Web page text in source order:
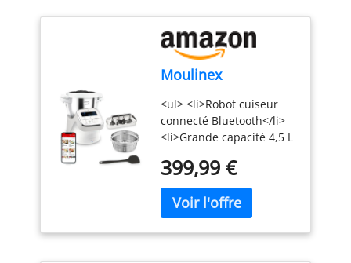
Moulinex
<ul> <li>Robot cuiseur
connecté Bluetooth</li>
<li>Grande capacité 4,5 L
<li>14 programmes
automatiques + mode
manuel</li>
<li>Accessoires inclus +
application recettes</li>
399,99 €